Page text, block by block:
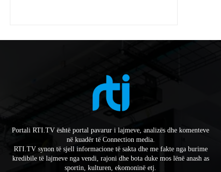
Portali RTI.TV është portal pavarur i lajmeve, analizës dhe komenteve
në kuadër të Connection media.
RTI.TV synon të sjell informacione të sakta dhe me fakte nga burime
kredibile të lajmeve nga vendi, rajoni dhe bota duke mos lënë anash as
sportin, kulturen, ekomoninë etj.